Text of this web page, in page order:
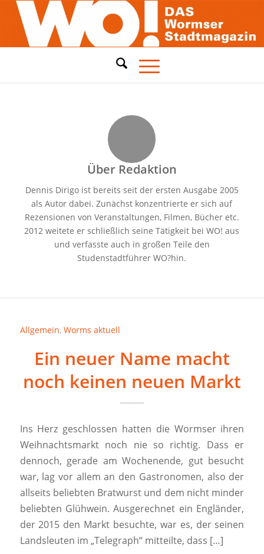
Über Redaktion
Dennis Dirigo ist bereits seit der ersten Ausgabe 2005
als Autor dabei. Zunächst konzentrierte er sich auf
Rezensionen von Veranstaltungen, Filmen, Bücher etc.
2012 weitete er schließlich seine Tätigkeit bei WO! aus
und verfasste auch in großen Teile den
Studenstadtführer WO?hin.
Allgemein, Worms aktuell
Ein neuer Name macht
noch keinen neuen Markt
Ins Herz geschlossen hatten die Wormser ihren
Weihnachtsmarkt noch nie so richtig. Dass er
dennoch, gerade am Wochenende, gut besucht
war, lag vor allem an den Gastronomen, also der
allseits beliebten Bratwurst und dem nicht minder
beliebten Glühwein. Ausgerechnet ein Engländer,
der 2015 den Markt besuchte, war es, der seinen
Landsleuten im „Telegraph“ mitteilte, dass […]